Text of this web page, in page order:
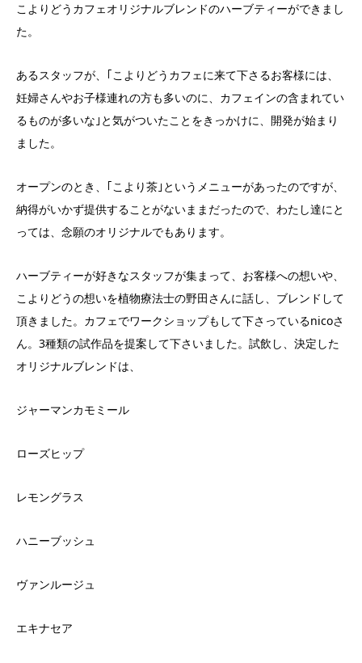
こよりどうカフェオリジナルブレンドのハーブティーができまし
た。
あるスタッフが、｢こよりどうカフェに来て下さるお客様には、
妊婦さんやお子様連れの方も多いのに、カフェインの含まれてい
るものが多いな｣と気がついたことをきっかけに、開発が始まり
ました。
オープンのとき、｢こより茶｣というメニューがあったのですが、
納得がいかず提供することがないままだったので、わたし達にと
っては、念願のオリジナルでもあります。
ハーブティーが好きなスタッフが集まって、お客様への想いや、
こよりどうの想いを植物療法士の野田さんに話し、ブレンドして
頂きました。カフェでワークショップもして下さっているnicoさ
ん。3種類の試作品を提案して下さいました。試飲し、決定した
オリジナルブレンドは、
ジャーマンカモミール
ローズヒップ
レモングラス
ハニーブッシュ
ヴァンルージュ
エキナセア